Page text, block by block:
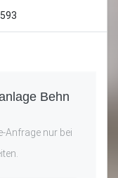
Behn
Anfrage nur bei